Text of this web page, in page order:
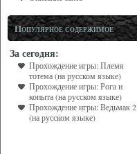
Популярное содержимое
За сегодня:
Прохождение игры: Племя
тотема (на русском языке)
Прохождение игры: Рога и
копыта (на русском языке)
Прохождение игры: Ведьмак 2
(на русском языке)